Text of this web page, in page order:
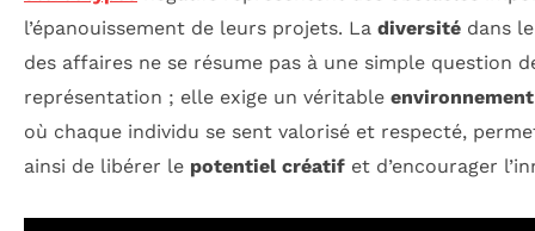
l’épanouissement de leurs projets. La diversité dans
des affaires ne se résume pas à une simple question
représentation ; elle exige un véritable
où chaque individu se sent valorisé et respecté,
ainsi de libérer le potentiel créatif et d’encourager